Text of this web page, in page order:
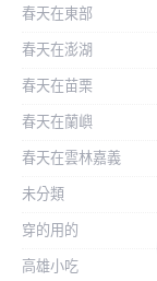
春天在東部
春天在澎湖
春天在苗栗
春天在蘭嶼
春天在雲林嘉義
未分類
穿的用的
高雄小吃